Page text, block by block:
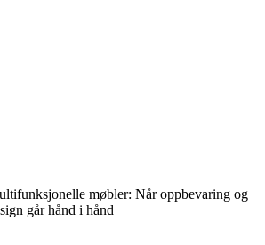
møbler: Når oppbevaring og
går hånd i hånd